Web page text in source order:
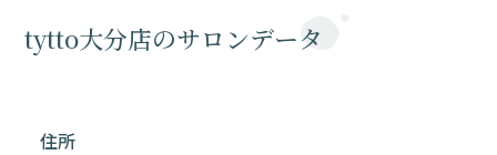
tytto大分店のサロンデータ
住所